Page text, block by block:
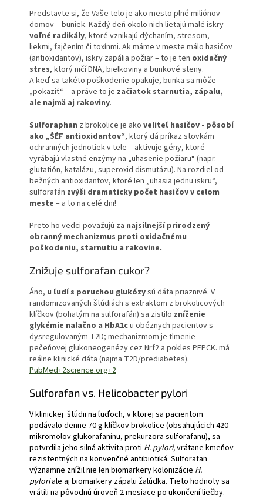
Predstavte si, že Vaše telo je ako mesto plné miliónov
domov – buniek. Každý deň okolo nich lietajú malé iskry –
voľné radikály, ktoré vznikajú dýchaním, stresom,
liekmi, fajčením či toxínmi. Ak máme v meste málo hasičov
(antioxidantov), iskry zapália požiar – to je ten oxidačný
stres, ktorý ničí DNA, bielkoviny a bunkové steny.
A keď sa takéto poškodenie opakuje, bunka sa môže
„pokaziť“ – a práve to je začiatok starnutia, zápalu,
ale najmä aj rakoviny.
Sulforaphan z brokolice je ako veliteľ hasičov - pôsobí
ako „ŠÉF antioxidantov“, ktorý dá príkaz stovkám
ochranných jednotiek v tele – aktivuje gény, ktoré
vyrábajú vlastné enzýmy na „uhasenie požiaru“ (napr.
glutatión, katalázu, superoxid dismutázu). Na rozdiel od
bežných antioxidantov, ktoré len „uhasia jednu iskru“,
sulforafán zvýši dramaticky počet hasičov v celom
meste – a to na celé dni!
Preto ho vedci považujú za najsilnejší prirodzený
obranný mechanizmus proti oxidačnému
poškodeniu, starnutiu a rakovine.
Znižuje sulforafan cukor?
Áno, u ľudí s poruchou glukózysú dáta priaznivé. V
randomizovaných štúdiách s extraktom z brokolicových
klíčkov (bohatým na sulforafán) sa zistilo zníženie
glykémie nalačno a HbA1cu obéznych pacientov s
dysregulovaným T2D; mechanizmom je tlmenie
pečeňovej glukoneogenézy cez Nrf2 a pokles PEPCK. má
reálne klinické dáta (najmä T2D/prediabetes).
PubMed+2science.org+2
Sulforafan vs. Helicobacter pylori
V klinickej štúdii na ľuďoch, v ktorej sa pacientom
podávalo denne 70 g klíčkov brokolice (obsahujúcich 420
mikromolov glukorafanínu, prekurzora sulforafanu), sa
potvrdila jeho silná aktivita proti H. pylori,vrátane kmeňov
rezistentných na konvenčné antibiotiká. Sulforafan
významne znížil nie len biomarkery kolonizácie H.
pyloriale aj biomarkery zápalu žalúdka. Tieto hodnoty sa
vrátili na pôvodnú úroveň 2 mesiace po ukončení liečby.